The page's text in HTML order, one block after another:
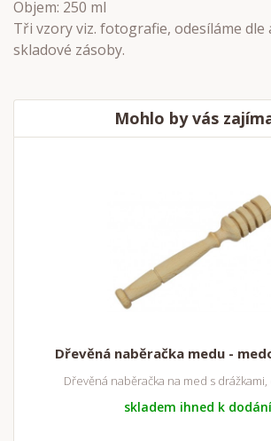
Objem: 250 ml
Tři vzory viz. fotografie, odesíláme dle
skladové zásoby.
Mohlo by vás
Dřevěná naběračka medu -
Dřevěná naběračka na med s drážkami,
skladem ihned k dodání